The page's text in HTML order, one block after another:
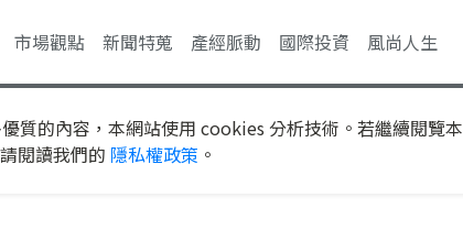
市場觀點 新聞特蒐 產經脈動 國際投資 風尚人生
質的內容，本網站使用 cookies 分析技術。若繼續閱覽
閱讀我們的 隱私權政策 。